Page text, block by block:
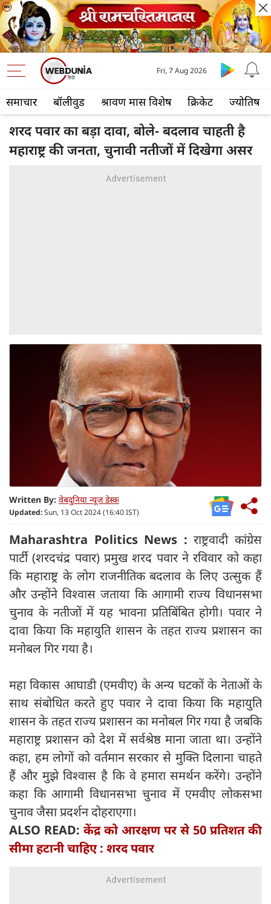
समाचार बॉलीवुड श्रावण मास विशेष क्रिकेट ज्योतिष
Fri, 7 Aug 2026
शरद पवार का बड़ा दावा, बोले- बदलाव चाहती है
महाराष्ट्र की जनता, चुनावी नतीजों में दिखेगा असर
Written By: वेबदुनिया न्यूज डेस्क
Updated:Sun, 13 Oct 2024 (16:40 IST)
Maharashtra Politics News :राष्ट्रवादी कांग्रेस
पार्टी (शरदचंद्र पवार) प्रमुख शरद पवार ने रविवार को कहा
कि महाराष्ट्र के लोग राजनीतिक बदलाव के लिए उत्सुक हैं
और उन्होंने विश्वास जताया कि आगामी राज्य विधानसभा
चुनाव के नतीजों में यह भावना प्रतिबिंबित होगी। पवार ने
दावा किया कि महायुति शासन के तहत राज्य प्रशासन का
मनोबल गिर गया है।
महा विकास आघाडी (एमवीए) के अन्य घटकों के नेताओं के
साथ संबोधित करते हुए पवार ने दावा किया कि महायुति
शासन के तहत राज्य प्रशासन का मनोबल गिर गया है जबकि
महाराष्ट्र प्रशासन को देश में सर्वश्रेष्ठ माना जाता था। उन्होंने
कहा, हम लोगों को वर्तमान सरकार से मुक्ति दिलाना चाहते
हैं और मुझे विश्वास है कि वे हमारा समर्थन करेंगे। उन्होंने
कहा कि आगामी विधानसभा चुनाव में एमवीए लोकसभा
चुनाव जैसा प्रदर्शन दोहराएगा।
ALSO READ: केंद्र को आरक्षण पर से 50 प्रतिशत की
सीमा हटानी चाहिए : शरद पवार